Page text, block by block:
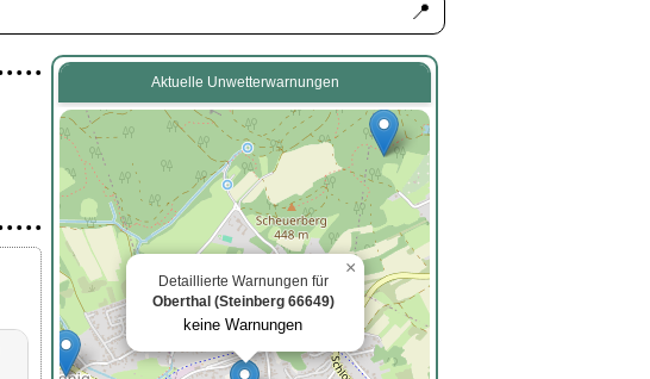
📍
Aktuelle Unwetterwarnungen
Detaillierte Warnungen für
Oberthal (Steinberg 66649)
keine Warnungen
×